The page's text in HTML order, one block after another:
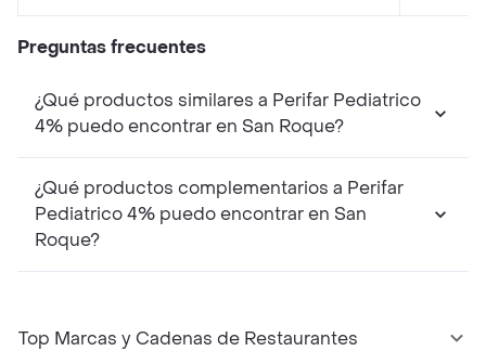
Preguntas frecuentes
¿Qué productos similares a Perifar Pediatrico
4% puedo encontrar en San Roque?
¿Qué productos complementarios a Perifar
Pediatrico 4% puedo encontrar en San
Roque?
Top Marcas y Cadenas de Restaurantes